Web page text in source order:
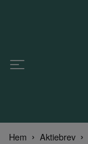
Hem Aktiebrev